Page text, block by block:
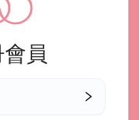
員